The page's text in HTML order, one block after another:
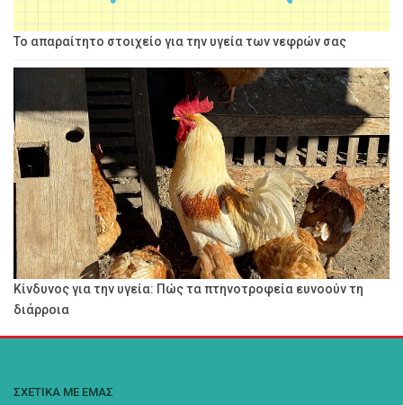
Το απαραίτητο στοιχείο για την υγεία των νεφρών σας
Κίνδυνος για την υγεία: Πώς τα πτηνοτροφεία ευνοούν τη
διάρροια
ΣΧΕΤΙΚΑ ΜΕ ΕΜΑΣ